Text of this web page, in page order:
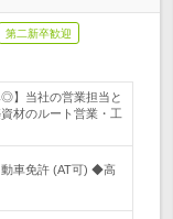
第二新卒歓迎
◎】当社の営業担当と
材のルート営業・工
車免許 (AT可) ◆高